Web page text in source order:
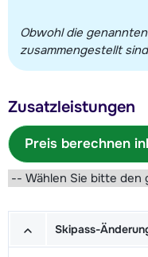
Obwohl die
zusammengestellt
Zusatzleistungen
Preis berechnen
Skipass-